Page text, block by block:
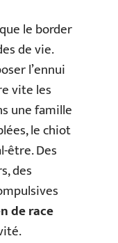
le border
de vie.
l’ennui
vite les
une famille
le chiot
être. Des
des
de race